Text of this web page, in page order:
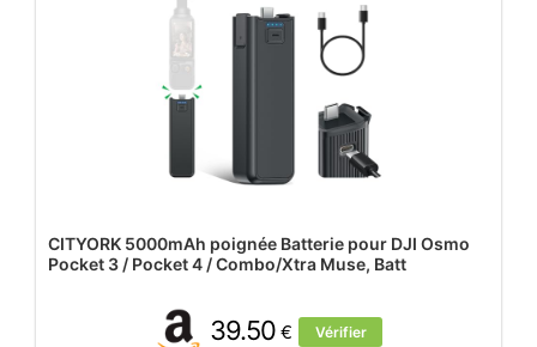
CITYORK 5000mAh poignée Batterie pour DJI Osmo
Pocket 3 / Pocket 4 / Combo/Xtra Muse, Batt
39.50€ Vérifier